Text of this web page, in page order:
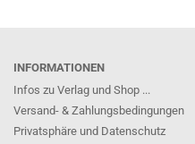
INFORMATIONEN
Infos zu Verlag und Shop ...
Versand- & Zahlungsbedingungen
Privatsphäre und Datenschutz